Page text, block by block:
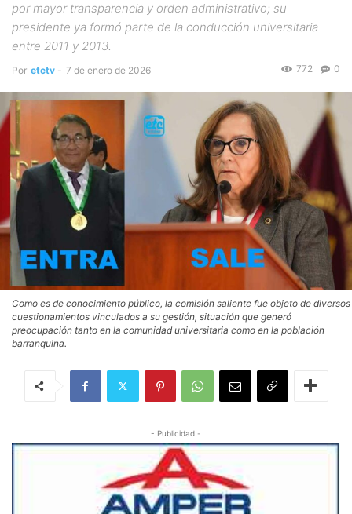
por mayor transparencia y orden administrativo; su
presidente ya formó parte de la conducción universitaria
entre 2011 y 2013.
Por etctv - 7 de enero de 2026 0
772
Como es de conocimiento público, la comisión saliente fue objeto de diversos
cuestionamientos vinculados a su gestión, situación que generó
preocupación tanto en la comunidad universitaria como en la población
barranquina.
- Publicidad -